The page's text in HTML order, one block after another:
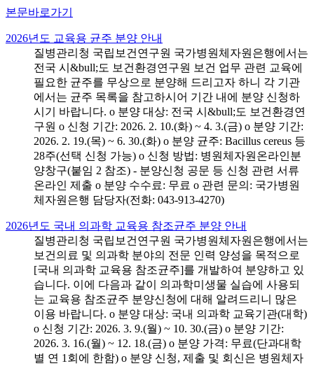
본문바로가기
2026년도 교육용 균주 분양 안내
질병관리청 국립보건연구원 국가병원체자원은행에서는
전국 시&bull;도 보건환경연구원 보건 업무 관련 교육에
필요한 균주를 무상으로 분양해 드리고자 하니 각 기관
에서는 균주 목록을 참고하시어 기간 내에 분양 신청하
시기 바랍니다. o 분양 대상: 전국 시&bull;도 보건환경연
구원 o 신청 기간: 2026. 2. 10.(화) ~ 4. 3.(금) o 분양 기간:
2026. 2. 19.(목) ~ 6. 30.(화) o 분양 균주: Bacillus cereus 등
28주(선택 신청 가능) o 신청 방법: 병원체자원온라인분
양창구(붙임 2 참조) - 분양신청 공문 등 신청 관련 서류
온라인 제출 o 분양 수수료: 무료 o 관련 문의: 국가병원
체자원은행 담당자(전화: 043-913-4270)
2026년도 국내 의과학 교육용 참조균주 분양 안내
질병관리청 국립보건연구원 국가병원체자원은행에서는
보건의료 및 의과학 분야의 전문 인력 양성을 목적으로
[국내 의과학 교육용 참조균주]를 개발하여 분양하고 있
습니다. 이에 다음과 같이 의과학미생물 실습에 사용되
는 교육용 참조균주 분양신청에 대해 알려드리니 많은
이용 바랍니다. o 분양 대상: 국내 의과학 교육기관(대학)
o 신청 기간: 2026. 3. 9.(월) ~ 10. 30.(금) o 분양 기간:
2026. 3. 16.(월) ~ 12. 18.(금) o 분양 가격: 무료(단과대학
별 연 1회에 한함) o 분양 신청, 제출 및 회신은 병원체자